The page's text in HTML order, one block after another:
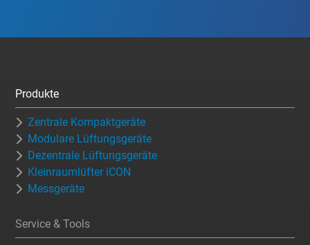
Produkte
Zentrale Kompaktgeräte
Modulare Lüftungsgeräte
Dezentrale Lüftungsgeräte
Kleinraumlüfter iCON
Messgeräte
Service & Tools